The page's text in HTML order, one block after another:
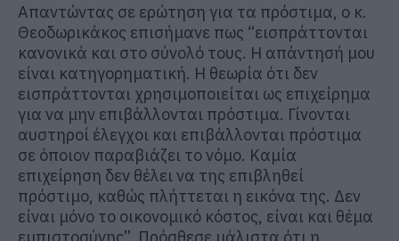
Απαντώντας σε ερώτηση για τα πρόστιμα, ο κ.
Θεοδωρικάκος επισήμανε πως “εισπράττονται
κανονικά και στο σύνολό τους. Η απάντησή μου
είναι κατηγορηματική. Η θεωρία ότι δεν
εισπράττονται χρησιμοποιείται ως επιχείρημα
για να μην επιβάλλονται πρόστιμα. Γίνονται
αυστηροί έλεγχοι και επιβάλλονται πρόστιμα
σε όποιον παραβιάζει το νόμο. Καμία
επιχείρηση δεν θέλει να της επιβληθεί
πρόστιμο, καθώς πλήττεται η εικόνα της. Δεν
είναι μόνο το οικονομικό κόστος, είναι και θέμα
εμπιστοσύνης”. Πρόσθεσε μάλιστα ότι η